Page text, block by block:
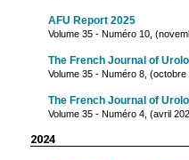
AFU Report 2025
Volume 35 - Numéro 10,
The French Journal of
Volume 35 - Numéro 8, (octobre
The French Journal of
Volume 35 - Numéro 4, (avril
2024